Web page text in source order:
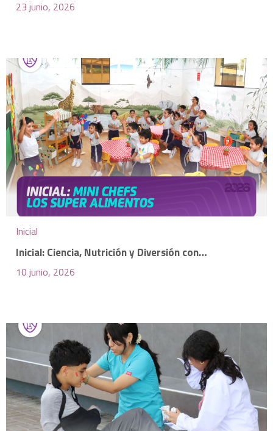
23 junio, 2026
Inicial
Inicial: Ciencia, Nutrición y Diversión con…
10 junio, 2026